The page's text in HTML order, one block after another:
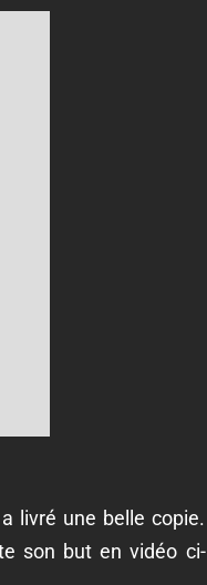
livré une belle copie.
son but en vidéo ci-